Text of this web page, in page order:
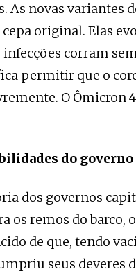
As novas variantes
original. Elas
infecções corram
permitir que o
O Ômicron
do
dos governos
os remos do barco,
de que, tendo
seus deveres